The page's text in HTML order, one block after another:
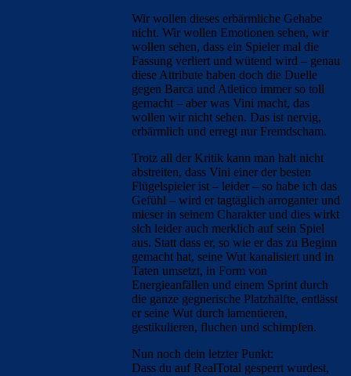
Wir wollen dieses erbärmliche Gehabe
nicht. Wir wollen Emotionen sehen, wir
wollen sehen, dass ein Spieler mal die
Fassung verliert und wütend wird – genau
diese Attribute haben doch die Duelle
gegen Barca und Atletico immer so toll
gemacht – aber was Vini macht, das
wollen wir nicht sehen. Das ist nervig,
erbärmlich und erregt nur Fremdscham.
Trotz all der Kritik kann man halt nicht
abstreiten, dass Vini einer der besten
Flügelspieler ist – leider – so habe ich das
Gefühl – wird er tagtäglich arroganter und
mieser in seinem Charakter und dies wirkt
sich leider auch merklich auf sein Spiel
aus. Statt dass er, so wie er das zu Beginn
gemacht hat, seine Wut kanalisiert und in
Taten umsetzt, in Form von
Energieanfällen und einem Sprint durch
die ganze gegnerische Platzhälfte, entlässt
er seine Wut durch lamentieren,
gestikulieren, fluchen und schimpfen.
Nun noch dein letzter Punkt:
Dass du auf RealTotal gesperrt wurdest,